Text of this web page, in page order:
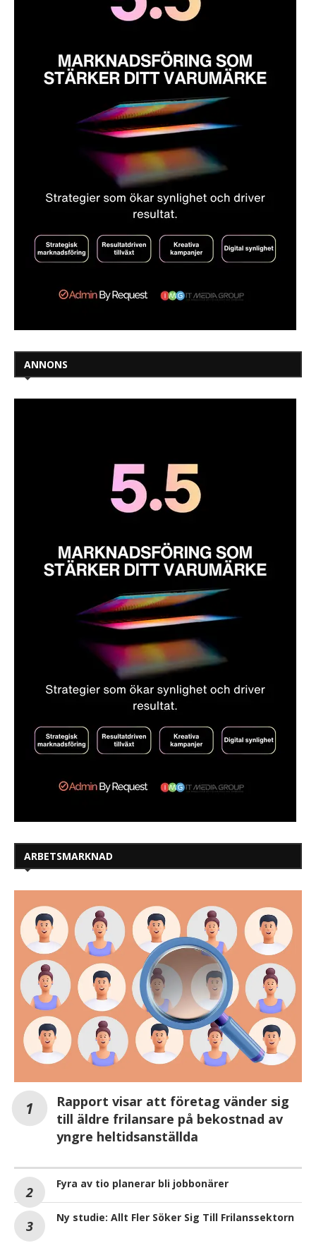
ANNONS
ARBETSMARKNAD
Rapport visar att företag vänder sig
till äldre frilansare på bekostnad av
yngre heltidsanställda
Fyra av tio planerar bli jobbonärer
Ny studie: Allt Fler Söker Sig Till Frilanssektorn